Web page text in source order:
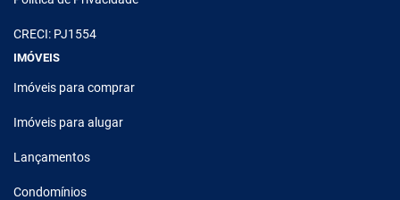
CRECI: PJ1554
IMÓVEIS
Imóveis para comprar
Imóveis para alugar
Lançamentos
Condomínios